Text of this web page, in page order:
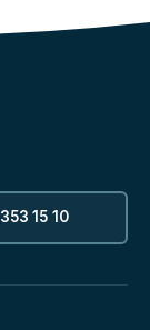
15 10